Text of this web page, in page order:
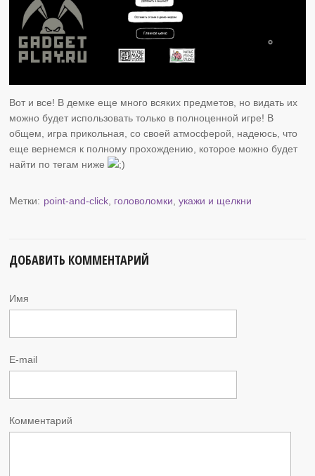
Вот и все! В демке еще много всяких предметов, но видать их
можно будет использовать только в полноценной игре! В
общем, игра прикольная, со своей атмосферой, надеюсь, что
еще вернемся к полному прохождению, которое можно будет
найти по тегам ниже
Метки: point-and-click головоломки ,укажи и щелкни
ДОБАВИТЬ КОММЕНТАРИЙ
Имя
E-mail
Комментарий